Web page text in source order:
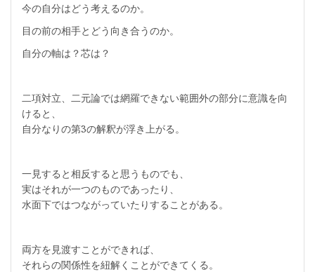
今の自分はどう考えるのか。
目の前の相手とどう向き合うのか。
自分の軸は？芯は？
二項対立、二元論では網羅できない範囲外の部分に意識を向
けると、
自分なりの第3の解釈が浮き上がる。
一見すると相反すると思うものでも、
実はそれが一つのものであったり、
水面下ではつながっていたりすることがある。
両方を見渡すことができれば、
それらの関係性を紐解くことができてくる。